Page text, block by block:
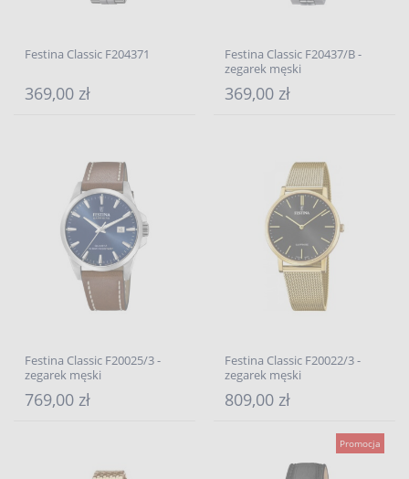
Festina Classic F204371
369,00 zł
Festina Classic F20437/B -
zegarek męski
369,00 zł
Festina Classic F20025/3 -
zegarek męski
769,00 zł
Festina Classic F20022/3 -
zegarek męski
809,00 zł
Promocja